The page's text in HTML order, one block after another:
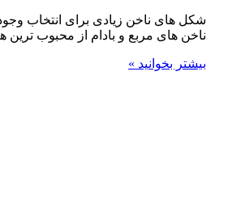
شکل های ناخن زیادی برای انتخاب
ناخن های مربع و بادام از محبوب ترین
بیشتر بخوانید »